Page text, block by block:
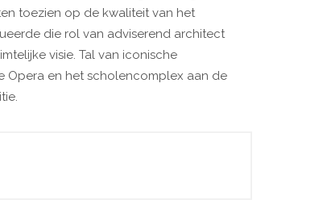
toezien op de kwaliteit van het
die rol van adviserend architect
visie. Tal van iconische
Opera en het scholencomplex aan de